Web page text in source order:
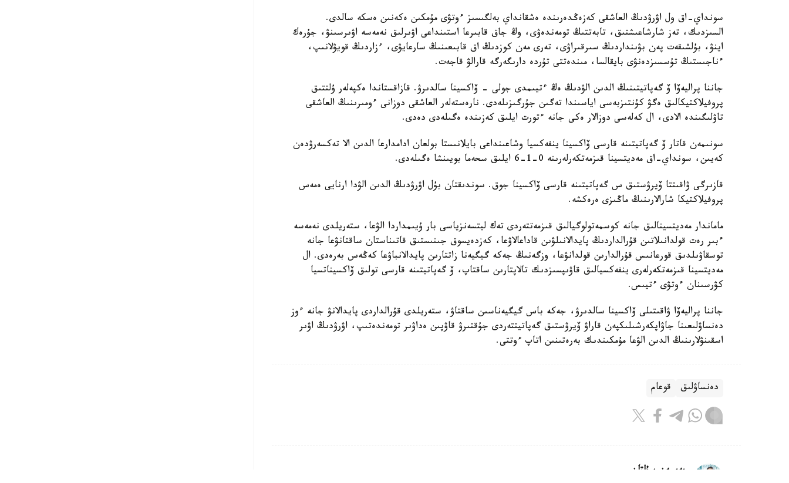
سونداي-اق ول اۋرۋدىڭ العاشقى كەزەڭدەرىندە ەشقانداي بەلگىسىز ءوتۋى مۇمكىن ەكەنىن ەسكە سالدى.
السىزدىك، تەز شارشاعىشتىق، تابەتتىڭ تومەندەۋى، وڭ جاق قابىرعا استىنداعى اۋىرلىق نەمەسە اۋىرسىنۋ، جۇرەك
اينۋ، بۇلشىقەت پەن بۋىنداردىڭ سىرقىراۋى، تەرى مەن كوزدىڭ اق قابىعىنىڭ سارعايۋى، ءزاردىڭ قويۋلانىپ،
ءناجىستىڭ تۇسسىزدەنۋى بايقالسا، مىندەتتى تۇردە دارىگەرگە قارالۋ قاجەت.
جاننا پراليەۆا ۆ گەپاتيتىنىڭ الدىن الۋدىڭ ەڭ ءتيىمدى جولى - ۆاكسينا سالدىرۋ. قازاقستاندا ەكپەلەر ۇلتتىق
پروفيلاكتيكالىق ەگۋ كۇنتىزبەسى اياسىندا تەگىن جۇرگىزىلەدى. نارەستەلەر العاشقى دوزانى ءومىرىنىڭ العاشقى
تاۋلىگىندە الادى، ال كەلەسى دوزالار ەكى جانە ءتورت ايلىق كەزىندە ەگىلەدى دەدى.
سونىمەن قاتار ۆ گەپاتيتىنە قارسى ۆاكسينا ينفەكسيا وشاعىنداعى بايلانىستا بولعان ادامدارعا الدىن الا تەكسەرۋدەن
كەيىن، سونداي-اق مەديتسينا قىزمەتكەرلەرىنە 0-1-6 ايلىق سحەما بويىنشا ەگىلەدى.
قازىرگى ۋاقىتتا ۆيرۋستىق س گەپاتيتىنە قارسى ۆاكسينا جوق. سوندىقتان بۇل اۋرۋدىڭ الدىن الۋدا ارنايى ەمەس
پروفيلاكتيكا شارالارىنىڭ ماڭىزى ەرەكشە.
ماماندار مەديتسينالىق جانە كوسمەتولوگيالىق قىزمەتتەردى تەك ليتسەنزياسى بار ۇيىمداردا الۋعا، ستەريلدى نەمەسە
ءبىر رەت قولدانىلاتىن قۇرالداردىڭ پايدالانىلۋىن قاداعالاۋعا، كەزدەيسوق جىنىستىق قاتىناستان ساقتانۋعا جانە
توسقاۋىلدىق قورعانىس قۇرالدارىن قولدانۋعا، وزگەنىڭ جەكە گيگيەنا زاتتارىن پايدالانباۋعا كەڭەس بەرەدى. ال
مەديتسينا قىزمەتكەرلەرى ينفەكسيالىق قاۋىپسىزدىك تالاپتارىن ساقتاپ، ۆ گەپاتيتىنە قارسى تولىق ۆاكسيناتسيا
كۋرسىنان ءوتۋى ءتيىس.
جاننا پراليەۆا ۋاقىتىلى ۆاكسينا سالدىرۋ، جەكە باس گيگيەناسىن ساقتاۋ، ستەريلدى قۇرالداردى پايدالانۋ جانە ءوز
دەنساۋلىعىنا جاۋاپكەرشىلىكپەن قاراۋ ۆيرۋستىق گەپاتيتتەردى جۇقتىرۋ قاۋپىن ەداۋىر تومەندەتىپ، اۋرۋدىڭ اۋىر
اسقىنۋلارىنىڭ الدىن الۋعا مۇمكىندىك بەرەتىنىن اتاپ ءوتتى.
دەنساۋلىق قوعام
بەيسەن سۇلتان